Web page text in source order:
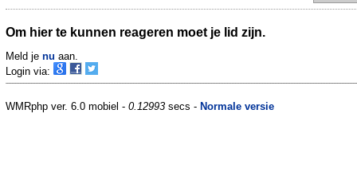
Om hier te kunnen reageren moet je lid zijn.
Meld je nu aan.
Login via:
WMRphp ver. 6.0 mobiel - 0.12993 secs - Normale versie